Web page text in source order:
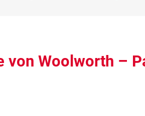
von Woolworth –